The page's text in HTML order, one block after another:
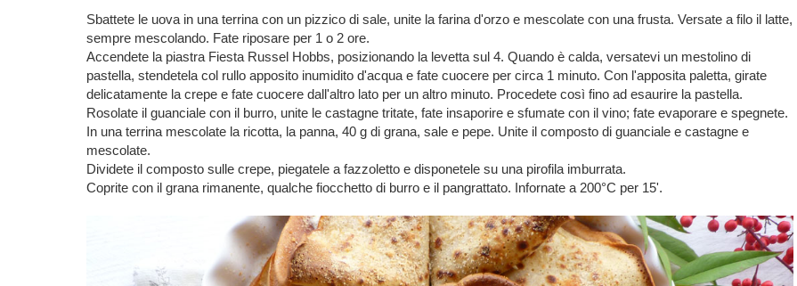
Sbattete le uova in una terrina con un pizzico di sale, unite la farina d'orzo e mescolate con una frusta. Versate a filo il latte,
sempre mescolando. Fate riposare per 1 o 2 ore.
Accendete la piastra Fiesta Russel Hobbs, posizionando la levetta sul 4. Quando è calda, versatevi un mestolino di
pastella, stendetela col rullo apposito inumidito d'acqua e fate cuocere per circa 1 minuto. Con l'apposita paletta, girate
delicatamente la crepe e fate cuocere dall'altro lato per un altro minuto. Procedete così fino ad esaurire la pastella.
Rosolate il guanciale con il burro, unite le castagne tritate, fate insaporire e sfumate con il vino; fate evaporare e spegnete.
In una terrina mescolate la ricotta, la panna, 40 g di grana, sale e pepe. Unite il composto di guanciale e castagne e
mescolate.
Dividete il composto sulle crepe, piegatele a fazzoletto e disponetele su una pirofila imburrata.
Coprite con il grana rimanente, qualche fiocchetto di burro e il pangrattato. Infornate a 200°C per 15'.